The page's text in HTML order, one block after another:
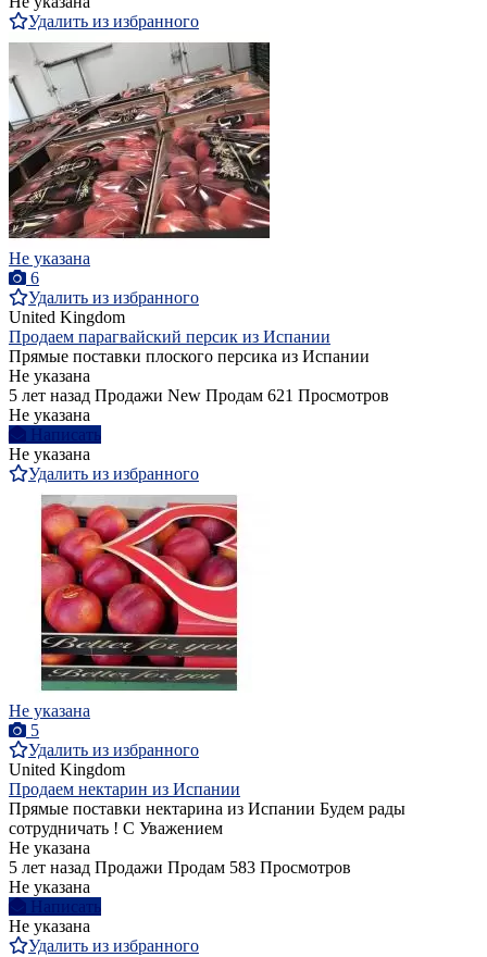
Удалить из избранного
Не указана
6
Удалить из избранного
United Kingdom
Продаем парагвайский персик из Испании
Прямые поставки плоского персика из Испании
Не указана
5 лет назад Продажи New Продам 621 Просмотров
Не указана
Написать
Не указана
Удалить из избранного
Не указана
5
Удалить из избранного
United Kingdom
Продаем нектарин из Испании
Прямые поставки нектарина из Испании Будем рады
сотрудничать ! С Уважением
Не указана
5 лет назад Продажи Продам 583 Просмотров
Не указана
Написать
Не указана
Удалить из избранного